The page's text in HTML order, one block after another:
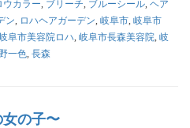
ウカラー ブリーチ ブルーシール ヘア
ン ロハヘアガーデン 岐阜市 岐阜市
阜市美容院ロハ 岐阜市長森美容院 岐
一色 長森
女の子〜